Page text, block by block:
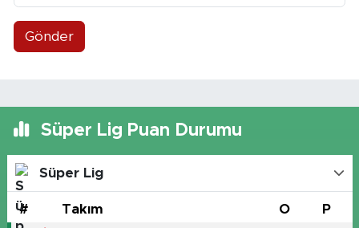
Gönder
Süper Lig Puan Durumu
Süper Lig
# Takım O P